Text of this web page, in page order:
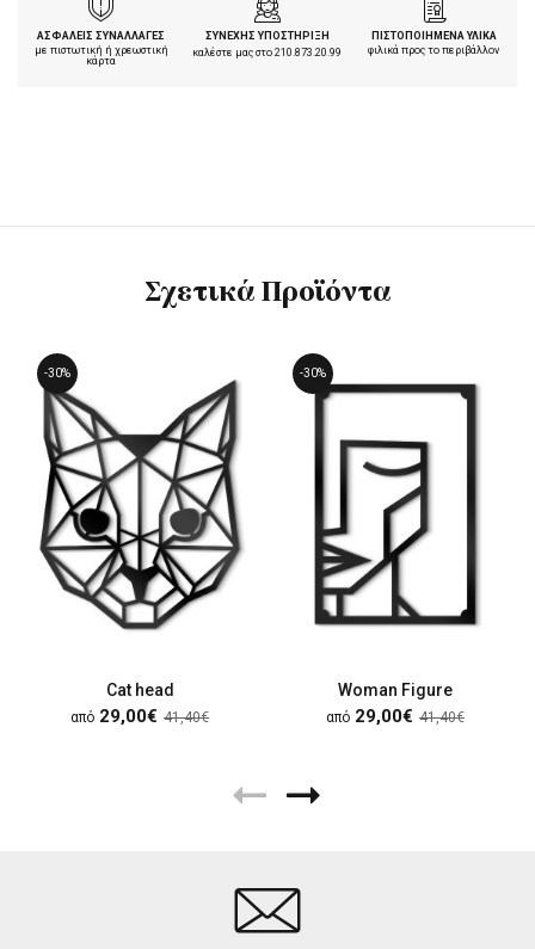
ΑΣΦΑΛΕΙΣ ΣΥΝΑΛΛΑΓΕΣ
με πιστωτική ή χρεωστική
κάρτα
ΣΥΝΕΧΗΣ ΥΠΟΣΤΗΡΙΞΗ
καλέστε μας στο210.873.20.99
ΠΙΣΤΟΠΟΙΗΜΕΝΑ ΥΛΙΚΑ
φιλικά προς το περιβάλλον
Σχετικά Προϊόντα
-30%
Cat head
από 29,00€ 41,40€
-30%
Woman Figure
από 29,00€ 41,40€